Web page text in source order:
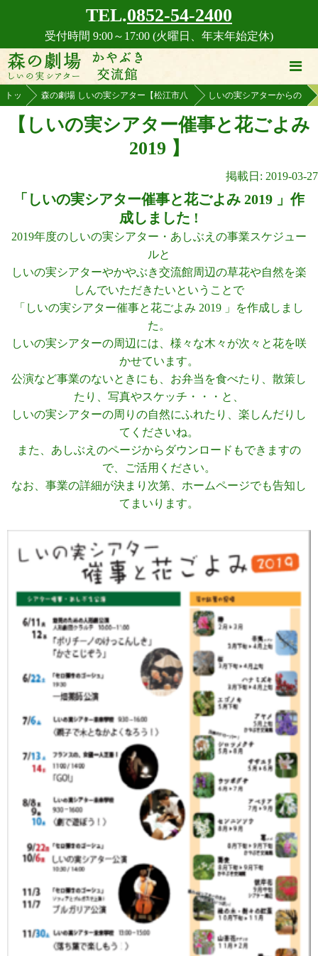
TEL.0852-54-2400
受付時間 9:00～17:00 (火曜日、年末年始定休)
トッ
森の劇場 しいの実シアター【松江市八
雲林間劇場】
しいの実シアターからの
お知らせ
【しいの実シアター催事と花ごよみ
2019 】
掲載日: 2019-03-27
「しいの実シアター催事と花ごよみ 2019 」作
成しました !
2019年度のしいの実シアター・あしぶえの事業スケジュー
ルと
しいの実シアターやかやぶき交流館周辺の草花や自然を楽
しんでいただきたいということで
「しいの実シアター催事と花ごよみ 2019 」を作成しまし
た。
しいの実シアターの周辺には、様々な木々が次々と花を咲
かせています。
公演など事業のないときにも、お弁当を食べたり、散策し
たり、写真やスケッチ・・・と、
しいの実シアターの周りの自然にふれたり、楽しんだりし
てくださいね。
また、あしぶえのページからダウンロードもできますの
で、ご活用ください。
なお、事業の詳細が決まり次第、ホームページでも告知し
てまいります。